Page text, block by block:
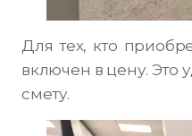
Для тех, кто
включен в цену. Это
смету.